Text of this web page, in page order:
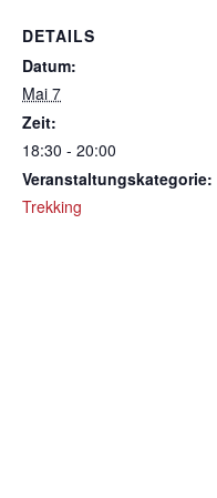
DETAILS
Datum:
Mai 7
Zeit:
18:30 - 20:00
Veranstaltungskategorie:
Trekking